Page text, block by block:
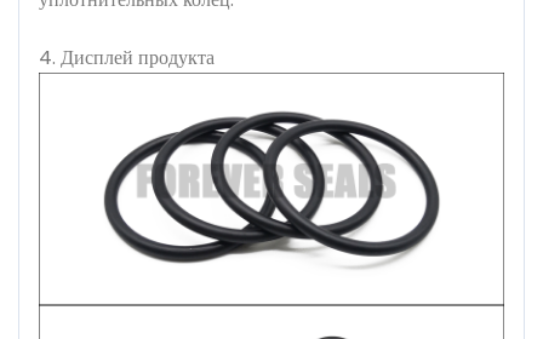
4. Дисплей продукта